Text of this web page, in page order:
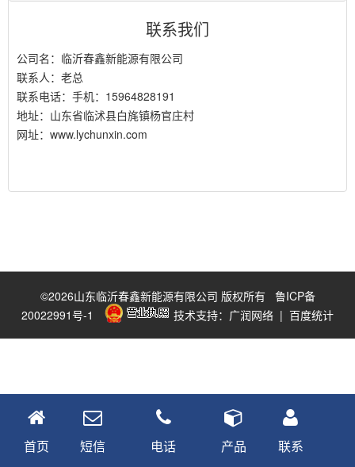
联系我们
公司名：临沂春鑫新能源有限公司
联系人：老总
联系电话：手机：15964828191
地址：山东省临沭县白旄镇杨官庄村
网址：www.lychunxin.com
首页 短信 电话 产品 联系
©2026山东临沂春鑫新能源有限公司 版权所有 鲁ICP备
20022991号-1
技术支持：广润网络 | 百度统计